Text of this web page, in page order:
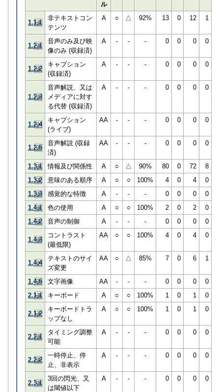
ル
1.1.1
非テキストコン
テンツ
A ○ △ 92% 13 0 12 1
1.2.1
音声のみ及び映
像のみ (収録済)
A - - - 0 0 0 0
1.2.2
キャプション
(収録済)
A - - - 0 0 0 0
1.2.3
音声解説、又は
メディアに対す
る代替 (収録済)
A - - - 0 0 0 0
1.2.4
キャプション
(ライブ)
AA - - - 0 0 0 0
1.2.5
音声解説 (収録
済)
AA - - - 0 0 0 0
1.3.1 情報及び関係性 A ○ △ 90% 80 0 72
8
1.3.2
意味のある順序 A ○ ○ 100% 4 0 4
0
1.3.3
感覚的な特徴 A - - - 0 0 0
0
1.4.1
色の使用 A ○ ○ 100% 2 0 2
0
1.4.2
音声の制御 A - - - 0 0 0 0
1.4.3
コントラスト
(最低限)
AA ○ ○ 100% 4 0 4 0
1.4.4
テキストのサイ
ズ変更
AA ○ △ 85% 7 0 6 1
1.4.5 文字画像 AA - - - 0 0 0
0
2.1.1
キーボード A ○ ○ 100% 1 0 1 0
2.1.2
キーボードトラ
ップなし
A ○ ○ 100% 1 0 1 0
2.2.1
タイミング調整
可能
A - - - 0 0 0 0
2.2.2
一時停止、停
止、非表示
A - - - 0 0 0 0
2.3.1
3回の閃光、又
は閾値以下
A - - - 0 0 0 0